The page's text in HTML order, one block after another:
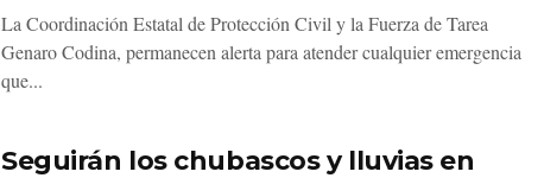
La Coordinación Estatal de Protección Civil y la Fuerza de Tarea
Genaro Codina, permanecen alerta para atender cualquier emergencia
que...
Seguirán los chubascos y lluvias en